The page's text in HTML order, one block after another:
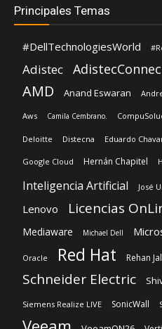
Principales Temas
#DellTechnologiesWorld
Adistec
AMD Anand Eswaran
Aws Camila Cembrano.
Deloitte Distecna Eduardo
Google Cloud Hernán Chapitel
Inteligencia Artificial José
Lenovo Licencias
Mediaware Michael Dell
Oracle Red Hat Rehan
Schneider Electric
Siemens Realize LIVE SonicWall